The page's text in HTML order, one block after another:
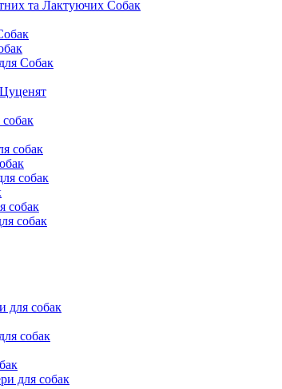
та Лактуючих Собак
Собак
собак
собак
собак
собак
для собак
собак
для собак